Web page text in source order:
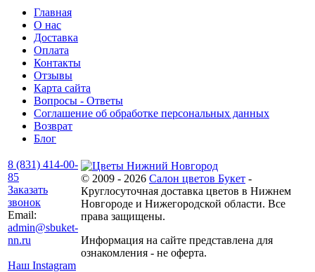
Главная
О нас
Доставка
Оплата
Контакты
Отзывы
Карта сайта
Вопросы - Ответы
Соглашение об обработке персональных данных
Возврат
Блог
8 (831) 414-00-
85
Заказать
звонок
Email:
admin@sbuket-
nn.ru
Наш Instagram
© 2009 - 2026 Салон цветов Букет -
Круглосуточная доставка цветов в Нижнем
Новгороде и Нижегородской области. Все
права защищены.
Информация на сайте представлена для
ознакомления - не оферта.